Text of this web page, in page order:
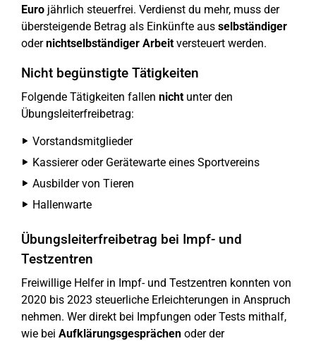
Euro jährlich steuerfrei. Verdienst du mehr, muss der
übersteigende Betrag als Einkünfte aus selbständiger
odernichtselbständiger Arbeitversteuert werden.
Nicht begünstigte Tätigkeiten
Folgende Tätigkeiten fallen nichtunter den
Übungsleiterfreibetrag:
Vorstandsmitglieder
Kassierer oder Gerätewarte eines Sportvereins
Ausbilder von Tieren
Hallenwarte
Übungsleiterfreibetrag bei Impf- und
Testzentren
Freiwillige Helfer in Impf- und Testzentren konnten von
2020 bis 2023 steuerliche Erleichterungen in Anspruch
nehmen. Wer direkt bei Impfungen oder Tests mithalf,
wie bei Aufklärungsgesprächen oder der